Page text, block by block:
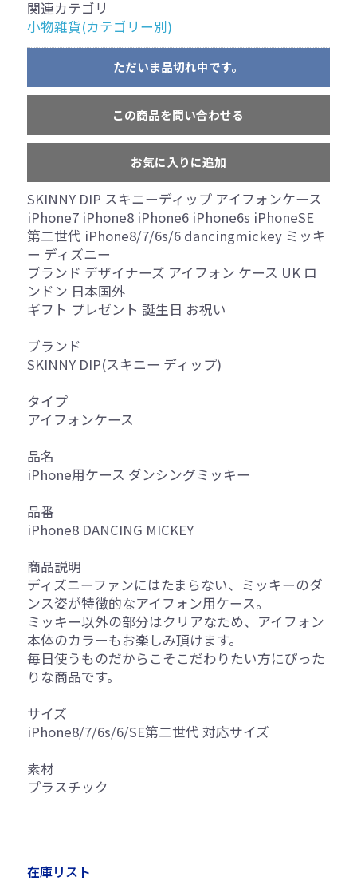
関連カテゴリ
小物雑貨(カテゴリー別)
ただいま品切れ中です。
この商品を問い合わせる
お気に入りに追加
SKINNY DIP スキニーディップ アイフォンケース
iPhone7 iPhone8 iPhone6 iPhone6s iPhoneSE
第二世代 iPhone8/7/6s/6 dancingmickey ミッキ
ー ディズニー
ブランド デザイナーズ アイフォン ケース UK ロ
ンドン 日本国外
ギフト プレゼント 誕生日 お祝い
ブランド
SKINNY DIP(スキニー ディップ)
タイプ
アイフォンケース
品名
iPhone用ケース ダンシングミッキー
品番
iPhone8 DANCING MICKEY
商品説明
ディズニーファンにはたまらない、ミッキーのダ
ンス姿が特徴的なアイフォン用ケース。
ミッキー以外の部分はクリアなため、アイフォン
本体のカラーもお楽しみ頂けます。
毎日使うものだからこそこだわりたい方にぴった
りな商品です。
サイズ
iPhone8/7/6s/6/SE第二世代 対応サイズ
素材
プラスチック
在庫リスト